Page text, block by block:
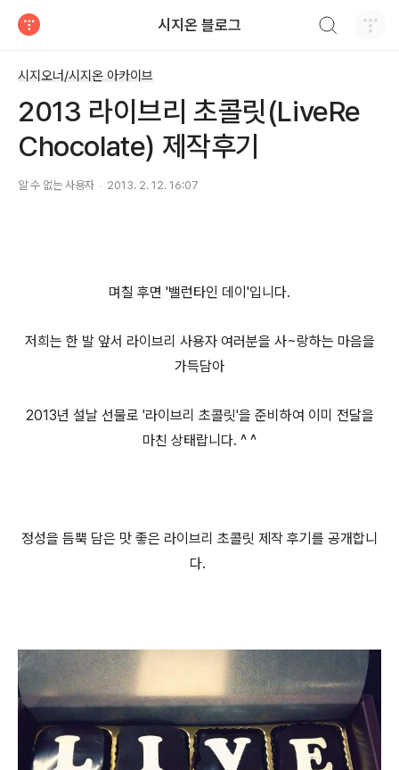
시지온 블로그
시지오너/시지온 아카이브
2013 라이브리 초콜릿(LiveRe
Chocolate) 제작후기
알 수 없는 사용자 2013. 2. 12. 16:07
며칠 후면 '밸런타인 데이'입니다.
저희는 한 발 앞서 라이브리 사용자 여러분을 사~랑하는 마음을
가득담아
2013년 설날 선물로 '라이브리 초콜릿'을 준비하여 이미 전달을
마친 상태랍니다. ^ ^
정성을 듬뿍 담은 맛 좋은 라이브리 초콜릿 제작 후기를 공개합니
다.